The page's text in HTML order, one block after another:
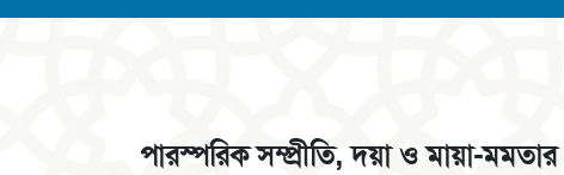
পারস্পরিক সম্প্রীতি, দয়া ও মায়া-